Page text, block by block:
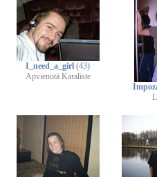
I_need_a_girl (43)
Apvienotā Karaliste